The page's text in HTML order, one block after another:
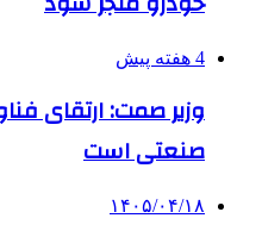
4 هفته پیش
وزیر صمت: ارتقای
صنعتی است
۱۴۰۵/۰۴/۱۸